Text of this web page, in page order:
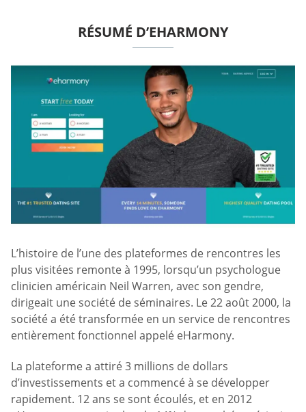
RÉSUMÉ D’EHARMONY
L’histoire de l’une des plateformes de rencontres les
plus visitées remonte à 1995, lorsqu’un psychologue
clinicien américain Neil Warren, avec son gendre,
dirigeait une société de séminaires. Le 22 août 2000, la
société a été transformée en un service de rencontres
entièrement fonctionnel appelé eHarmony.
La plateforme a attiré 3 millions de dollars
d’investissements et a commencé à se développer
rapidement. 12 ans se sont écoulés, et en 2012